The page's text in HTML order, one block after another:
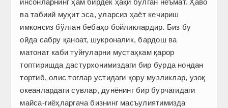
инсонларнинг ҳам бирдек ҳақи бўлган неъмат. Ҳаво
ва табиий муҳит эса, уларсиз ҳаёт кечириш
имконсиз бўлган бебаҳо бойликлардир. Биз бу
ойда сабру қаноат, шукроналик, бардош ва
матонат каби туйғуларни мустаҳкам қарор
топтиришда дастурхонимиздаги бир бурда нондан
тортиб, олис тоғлар устидаги қору музликлар, узоқ
океанлардаги сувлар, дунёнинг бир бурчагидаги
майса-гиёҳларгача бизнинг масъулиятимизда